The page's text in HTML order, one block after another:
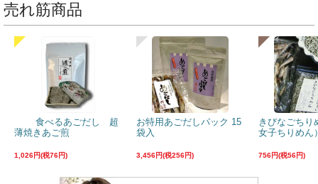
売れ筋商品
食べるあごだし 超
薄焼きあご煎
1,026円(税76円)
お特用あごだしパック 15
袋入
3,456円(税256円)
きびなごちり
女子ちりめん
756円(税56円)